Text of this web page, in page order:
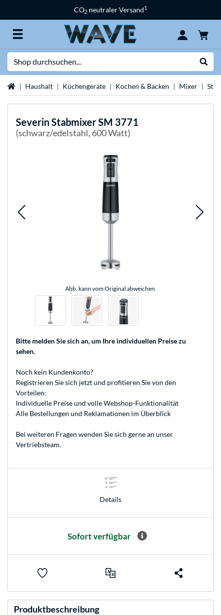
CO2 neutraler Versand1
StartseiteHaushalt Küchengeräte Kochen & Backen Mixer
SeverinStabmixer SM 3771
(schwarz/edelstahl, 600 Watt)
Abb. kann vom Original abweichen.
Bitte melden Sie sich an, um Ihre individuellen Preise zu
sehen.
Noch kein Kundenkonto?
Registrieren Sie sich jetzt und profitieren Sie von den
Vorteilen:
Individuelle Preise und volle Webshop-Funktionalität
Alle Bestellungen und Reklamationen im Überblick
Bei weiteren Fragen wenden Sie sich gerne an unser
Vertriebsteam.
Details
Sofort verfügbar
Produktbeschreibung